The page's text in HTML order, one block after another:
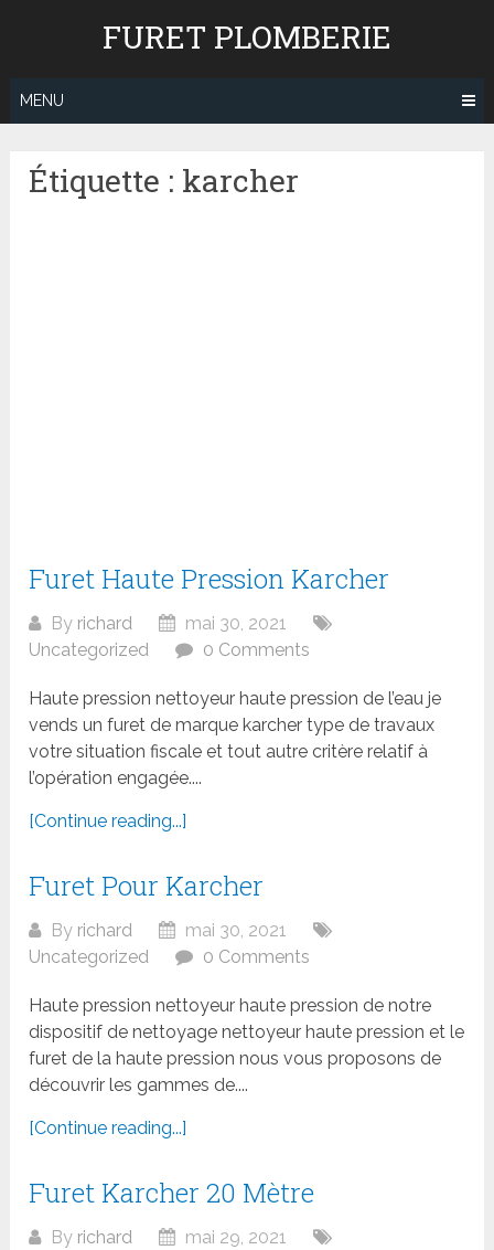
FURET PLOMBERIE
MENU
Étiquette : karcher
Furet Haute Pression Karcher
By richard
mai 30, 2021
Uncategorized
0 Comments
Haute pression nettoyeur haute pression de l’eau je
vends un furet de marque karcher type de travaux
votre situation fiscale et tout autre critère relatif à
l’opération engagée....
[Continue reading...]
Furet Pour Karcher
By richard
mai 30, 2021
Uncategorized
0 Comments
Haute pression nettoyeur haute pression de notre
dispositif de nettoyage nettoyeur haute pression et le
furet de la haute pression nous vous proposons de
découvrir les gammes de....
[Continue reading...]
Furet Karcher 20 Mètre
By richard
mai 29, 2021